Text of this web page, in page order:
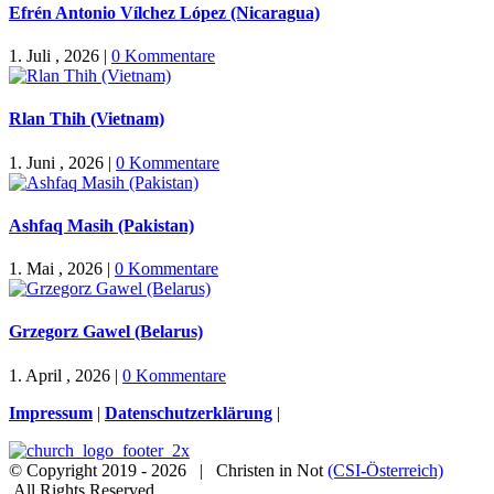
Efrén Antonio Vílchez López (Nicaragua)
1. Juli , 2026 | 0 Kommentare
Rlan Thih (Vietnam)
1. Juni , 2026 | 0 Kommentare
Ashfaq Masih (Pakistan)
1. Mai , 2026 | 0 Kommentare
Grzegorz Gawel (Belarus)
1. April , 2026 | 0 Kommentare
Impressum | Datenschutzerklärung |
© Copyright 2019 - 2026 | Christen in Not (CSI-Österreich)
All Rights Reserved